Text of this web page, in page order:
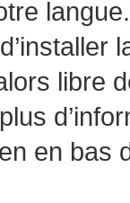
libre
en bas